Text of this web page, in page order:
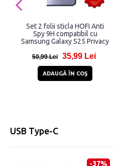
Set 2 folii sticla HOFI Anti
Spy 9H compatibil cu
Samsung Galaxy S25 Privacy
50,99 Lei 35,99 Lei
ADAUGĂ ÎN COŞ
USB Type-C
-37%